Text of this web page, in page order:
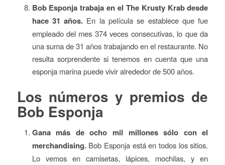
Bob Esponja trabaja en el The Krusty Krab desde
hace 31 años. En la película se establece que fue
empleado del mes 374 veces consecutivas, lo que da
una suma de 31 años trabajando en el restaurante. No
resulta sorprendente si tenemos en cuenta que una
esponja marina puede vivir alrededor de 500 años.
Los números y premios de
Bob Esponja
Gana más de ocho mil millones sólo con el
merchandising.Bob Esponja está en todos los sitios.
Lo vemos en camisetas, lápices, mochilas, y en